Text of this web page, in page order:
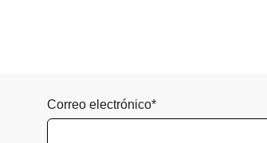
Correo electrónico*